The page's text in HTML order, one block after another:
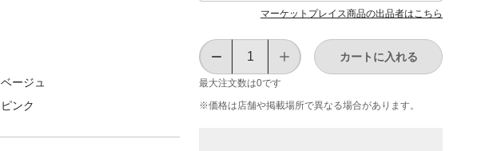
ベージュ
ピンク
マーケットプレイス商品の出品者はこちら
最大注文数は0です
カートに入れる
※価格は​店舗や​掲載場所で​異なる​場合が​あります。